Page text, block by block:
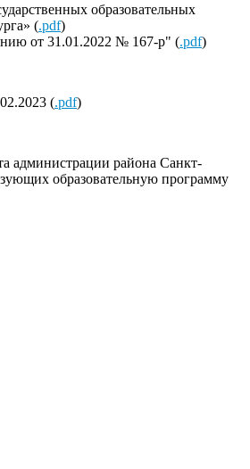
образовательных
(.pdf)
от 31.01.2022 № 167-р" (.pdf)
(.pdf)
администрации района Санкт-
образовательную программу